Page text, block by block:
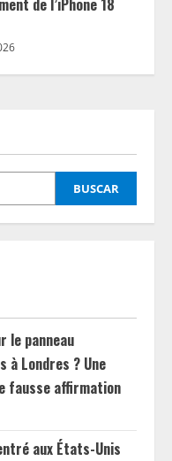
de l’iPhone 18
BUSCAR
le panneau
à Londres ? Une
fausse affirmation
aux États-Unis